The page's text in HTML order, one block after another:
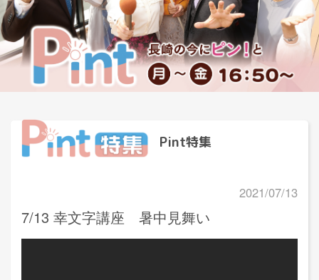
Pint特集
2021/07/13
7/13 幸文字講座 暑中見舞い